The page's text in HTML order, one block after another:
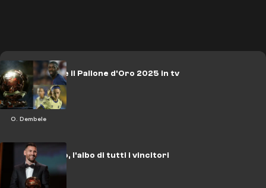
O. Dembele
Come vedere il Pallone d'Oro 2025 in tv
e streaming
Pallone d'Oro, l'albo di tutti i vincitori